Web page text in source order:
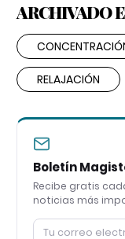
ARCHIVADO
RELAJACIÓN
Boletín
Recibe gratis
noticias más